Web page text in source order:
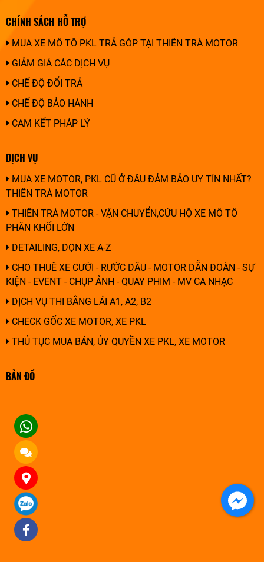
CHÍNH SÁCH HỖ TRỢ
MUA XE MÔ TÔ PKL TRẢ GÓP TẠI THIÊN TRÀ MOTOR
GIẢM GIÁ CÁC DỊCH VỤ
CHẾ ĐỘ ĐỔI TRẢ
CHẾ ĐỘ BẢO HÀNH
CAM KẾT PHÁP LÝ
DỊCH VỤ
MUA XE MOTOR, PKL CŨ Ở ĐÂU ĐẢM BẢO UY TÍN NHẤT?
THIÊN TRÀ MOTOR
THIÊN TRÀ MOTOR - VẬN CHUYỂN,CỨU HỘ XE MÔ TÔ
PHÂN KHỐI LỚN
DETAILING, DỌN XE A-Z
CHO THUÊ XE CƯỚI - RƯỚC DÂU - MOTOR DẪN ĐOÀN - SỰ
KIỆN - EVENT - CHỤP ẢNH - QUAY PHIM - MV CA NHẠC
DỊCH VỤ THI BẰNG LÁI A1, A2, B2
CHECK GỐC XE MOTOR, XE PKL
THỦ TỤC MUA BÁN, ỦY QUYỀN XE PKL, XE MOTOR
BẢN ĐỒ